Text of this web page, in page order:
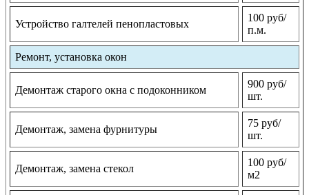
Устройство галтелей пенопластовых
100 руб/
п.м.
Ремонт, установка окон
Демонтаж старого окна с подоконником
900 руб/
шт.
Демонтаж, замена фурнитуры
75 руб/
шт.
Демонтаж, замена стекол
100 руб/
м2